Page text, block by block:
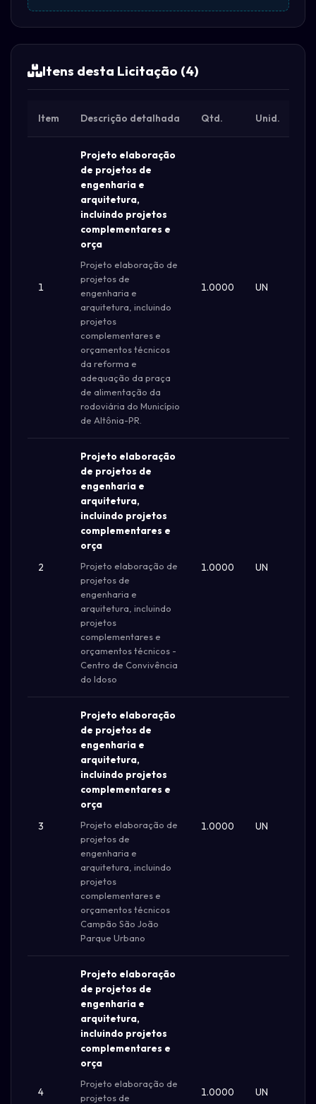
Itens desta Licitação (4)
Item Descrição detalhada Qtd. Unid.
1
Projeto elaboração
de projetos de
engenharia e
arquitetura,
incluindo projetos
complementares e
orça
Projeto elaboração de
projetos de
engenharia e
arquitetura, incluindo
projetos
complementares e
orçamentos técnicos
da reforma e
adequação da praça
de alimentação da
rodoviária do Município
de Altônia-PR.
1.0000 UN
2
Projeto elaboração
de projetos de
engenharia e
arquitetura,
incluindo projetos
complementares e
orça
Projeto elaboração de
projetos de
engenharia e
arquitetura, incluindo
projetos
complementares e
orçamentos técnicos -
Centro de Convivência
do Idoso
1.0000 UN
3
Projeto elaboração
de projetos de
engenharia e
arquitetura,
incluindo projetos
complementares e
orça
Projeto elaboração de
projetos de
engenharia e
arquitetura, incluindo
projetos
complementares e
orçamentos técnicos
Campão São João
Parque Urbano
1.0000 UN
4
Projeto elaboração
de projetos de
engenharia e
arquitetura,
incluindo projetos
complementares e
orça
Projeto elaboração de
projetos de
1.0000 UN